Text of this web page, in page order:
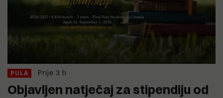
PULA Prije 3 h
Objavljen natječaj za stipendiju od